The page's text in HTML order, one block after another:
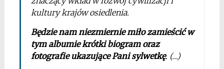
kultury krajów osiedlenia.
Będzie nam niezmiernie miło zamieścić w
tym albumie krótki biogram oraz
fotografie ukazujące Pani sylwetkę. (…)